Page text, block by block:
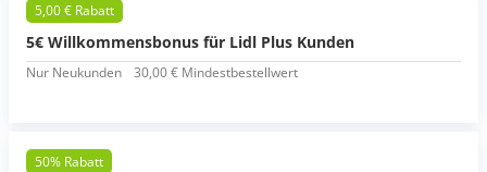
5,00 € Rabatt
5€ Willkommensbonus für Lidl Plus Kunden
Nur Neukunden 30,00 € Mindestbestellwert
50% Rabatt